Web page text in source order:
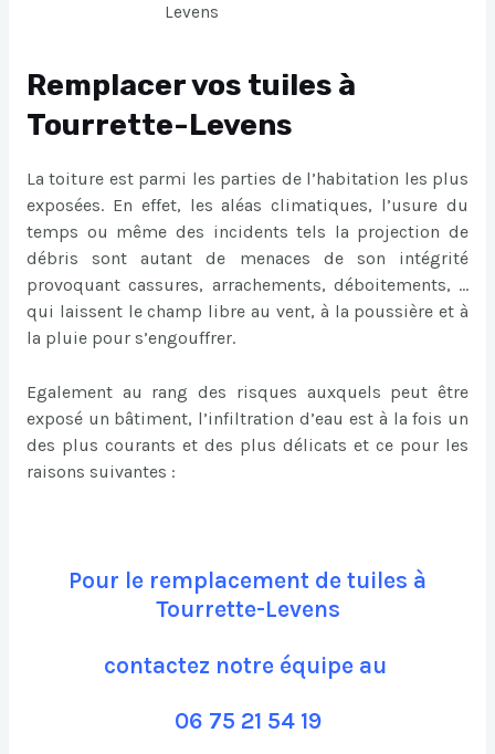
Levens
Remplacer vos tuiles à
Tourrette-Levens
La toiture est parmi les parties de l’habitation les plus
exposées. En effet, les aléas climatiques, l’usure du
temps ou même des incidents tels la projection de
débris sont autant de menaces de son intégrité
provoquant cassures, arrachements, déboitements, …
qui laissent le champ libre au vent, à la poussière et à
la pluie pour s’engouffrer.
Egalement au rang des risques auxquels peut être
exposé un bâtiment, l’infiltration d’eau est à la fois un
des plus courants et des plus délicats et ce pour les
raisons suivantes :
Pour le remplacement de tuiles à
Tourrette-Levens
contactez notre équipe au
06 75 21 54 19